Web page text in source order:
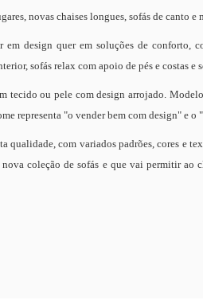
novas chaises longues, sofás de canto e
design quer em soluções de conforto,
sofás relax com apoio de pés e costas e
tecido ou pele com design arrojado.
representa "o vender bem com design" e
qualidade, com variados padrões, cores e
coleção de sofás e que vai permitir ao